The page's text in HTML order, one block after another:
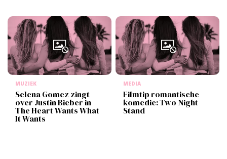
MUZIEK
Selena Gomez zingt
over Justin Bieber in
The Heart Wants What
It Wants
MEDIA
Filmtip romantische
komedie: Two Night
Stand